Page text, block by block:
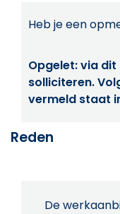
Heb je een
Opgelet: via
solliciteren.
vermeld staat
Reden
De